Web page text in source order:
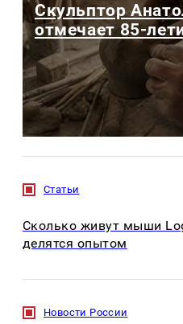
Скульптор
отмечает 85-
Статьи
Сколько живут мыши
делятся опытом
Новости России